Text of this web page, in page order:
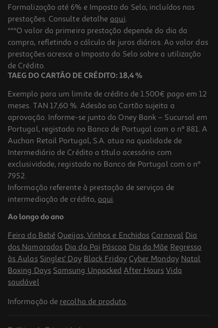
4.4
Sandwicheira Qilive Q.5961 Preta
13.99 €/un
13,99 €
Grelhador Qilive Q.5188 45x25 Cm 2200 W
35.99 €/un
35,99 €
Formalização até 6% e Imposto do Selo, incluídos nas
prestações. Consulte detalhe aqui.
***O valor da primeira prestação depende do dia da
compra, refletindo o cálculo de juros diários. Ao valor das
prestações acresce o Imposto do Selo sobre a utilização
de Crédito.
TAEG DO CARTÃO DE CRÉDITO: 18,4 %
Exemplo para um limite de crédito de 1.500€ pago em 12
meses. TAN 17,60 %. Adesão ao Cartão sujeita a
aprovação. Informe-se junto do Oney Bank – Sucursal em
Portugal, registado no Banco de Portugal com o nº 881. A
Auchan Retail Portugal, S.A. atua na qualidade de
Intermediário de Crédito a título acessório com
exclusividade, registado no Banco de Portugal com o nº
7952.
Informação referente à prestação de serviços de
intermediação de crédito, aqui.
Ao longo do ano
Feira do Bebé Queijos, Vinhos e Enchidos Carnaval Dia
dos Namorados Dia do Pai Páscoa Dia da Mãe Regresso
às Aulas Singles' Day Black Friday Cyber Monday Natal
Boxing Days Samsung Unpacked After Hours Vida
saudável
Informação de recolha de produto.